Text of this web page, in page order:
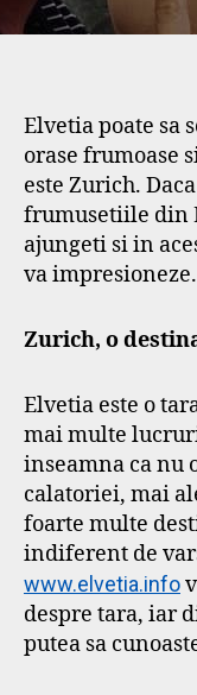
Elvetia poate sa
orase frumoase
este Zurich.
frumusetiile din
ajungeti si in
va impresioneze.
Zurich, o
Elvetia este o
mai multe
inseamna ca nu
calatoriei, mai
foarte multe
indiferent de
www.elvetia.info
despre tara, iar
putea sa